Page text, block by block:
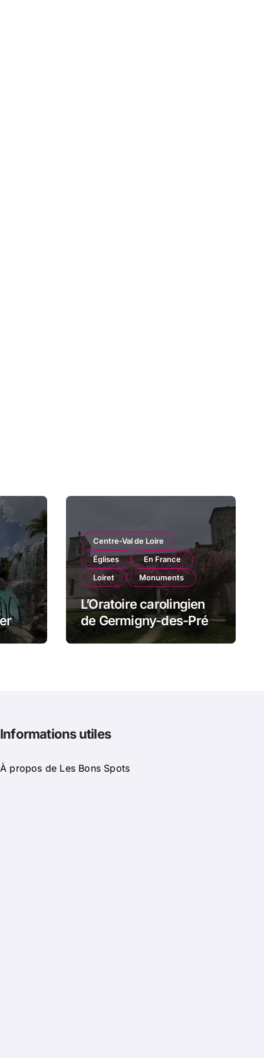
Centre-Val de Loire
Églises
En France
Loiret
Monuments
L’Oratoire carolingien
de Germigny-des-Prés
: cette église renferme
Informations utiles
À propos de Les Bons Spots